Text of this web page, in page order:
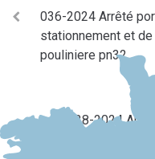
036-2024 Arrêté
stationnement et de
pouliniere pn32
038-2024
stationner un